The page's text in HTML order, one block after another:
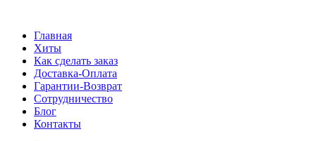
Главная
Хиты
Как сделать заказ
Доставка-Оплата
Гарантии-Возврат
Сотрудничество
Блог
Контакты